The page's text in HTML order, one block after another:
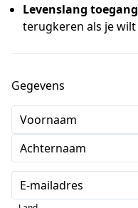
Levenslang toegang
terugkeren als je wilt
Gegevens
Voornaam
Achternaam
E-mailadres